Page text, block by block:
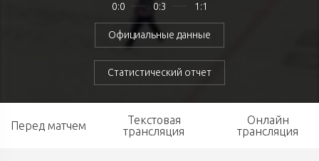
0:0 0:3 1:1
Официальные данные
Статистический отчет
Перед матчем
Текстовая
трансляция
Онлайн
трансляция